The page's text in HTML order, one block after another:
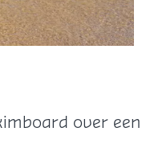
over een